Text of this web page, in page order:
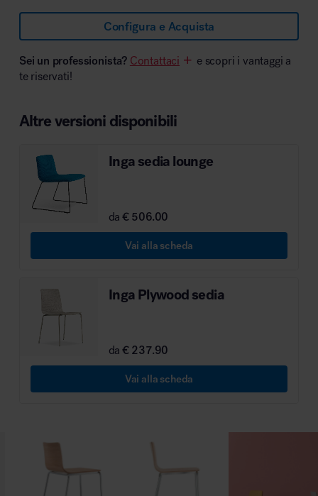
Configura e Acquista
Sei un professionista? Contattaci
e scopri i vantaggi a
te riservati!
Altre versioni disponibili
Inga sedia lounge
da€ 506.00
Vai alla scheda
Inga Plywood sedia
da€ 237.90
Vai alla scheda